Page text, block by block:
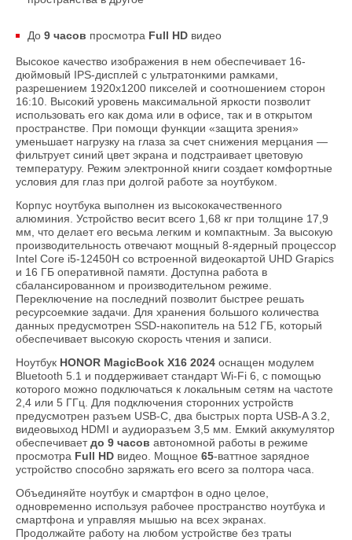
До 9 часов просмотра Full HD видео
Высокое качество изображения в нем обеспечивает 16-
дюймовый IPS-дисплей c ультратонкими рамками,
разрешением 1920х1200 пикселей и соотношением сторон
16:10. Высокий уровень максимальной яркости позволит
использовать его как дома или в офисе, так и в открытом
пространстве. При помощи функции «защита зрения»
уменьшает нагрузку на глаза за счет снижения мерцания —
фильтрует синий цвет экрана и подстраивает цветовую
температуру. Режим электронной книги создает комфортные
условия для глаз при долгой работе за ноутбуком.
Корпус ноутбука выполнен из высококачественного
алюминия. Устройство весит всего 1,68 кг при толщине 17,9
мм, что делает его весьма легким и компактным. За высокую
производительность отвечают мощный 8-ядерный процессор
Intel Core i5-12450H со встроенной видеокартой UHD Grapics
и 16 ГБ оперативной памяти. Доступна работа в
сбалансированном и производительном режиме.
Переключение на последний позволит быстрее решать
ресурсоемкие задачи. Для хранения большого количества
данных предусмотрен SSD-накопитель на 512 ГБ, который
обеспечивает высокую скорость чтения и записи.
Ноутбук HONOR MagicBook X16 2024 оснащен модулем
Bluetooth 5.1 и поддерживает стандарт Wi-Fi 6, с помощью
которого можно подключаться к локальным сетям на частоте
2,4 или 5 ГГц. Для подключения сторонних устройств
предусмотрен разъем USB-C, два быстрых порта USB-A 3.2,
видеовыход HDMI и аудиоразъем 3,5 мм. Емкий аккумулятор
обеспечиваетдо 9 часов автономной работы в режиме
просмотра Full HD видео. Мощное 65-ваттное зарядное
устройство способно заряжать его всего за полтора часа.
Объединяйте ноутбук и смартфон в одно целое,
одновременно используя рабочее пространство ноутбука и
смартфона и управляя мышью на всех экранах.
Продолжайте работу на любом устройстве без траты